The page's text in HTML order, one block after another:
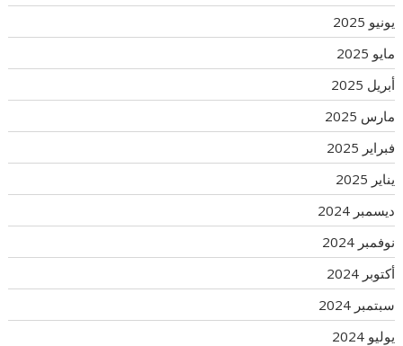
يونيو 2025
مايو 2025
أبريل 2025
مارس 2025
فبراير 2025
يناير 2025
ديسمبر 2024
نوفمبر 2024
أكتوبر 2024
سبتمبر 2024
يوليو 2024